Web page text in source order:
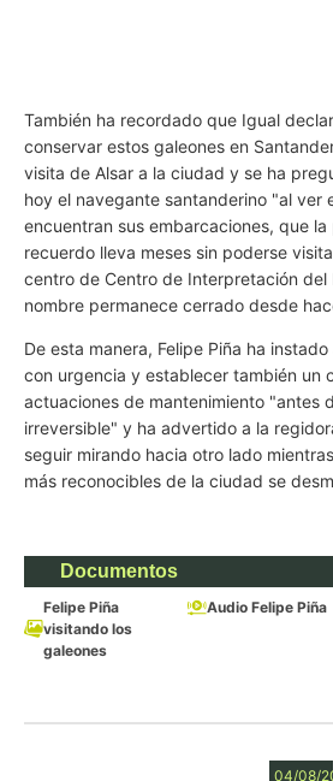
También ha recordado que Igual
conservar estos galeones en
visita de Alsar a la ciudad y se ha
hoy el navegante santanderino "al ver
encuentran sus embarcaciones, que
recuerdo lleva meses sin poderse
centro de Centro de Interpretación del
nombre permanece cerrado desde
De esta manera, Felipe Piña ha
con urgencia y establecer también un
actuaciones de mantenimiento "antes
irreversible" y ha advertido a la
seguir mirando hacia otro lado
más reconocibles de la ciudad se
Documentos
Felipe Piña
visitando los
galeones
Audio Felipe Piña
04/08/